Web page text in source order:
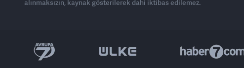
alınmaksızın, kaynak gösterilerek dahi iktibas edilemez.